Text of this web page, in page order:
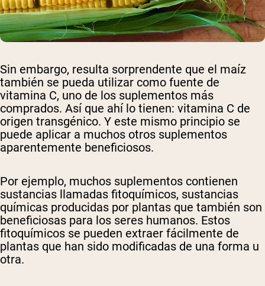
Sin embargo, resulta sorprendente que el maíz
también se pueda utilizar como fuente de
vitamina C, uno de los suplementos más
comprados. Así que ahí lo tienen: vitamina C de
origen transgénico. Y este mismo principio se
puede aplicar a muchos otros suplementos
aparentemente beneficiosos.
Por ejemplo, muchos suplementos contienen
sustancias llamadas fitoquímicos, sustancias
químicas producidas por plantas que también son
beneficiosas para los seres humanos. Estos
fitoquímicos se pueden extraer fácilmente de
plantas que han sido modificadas de una forma u
otra.